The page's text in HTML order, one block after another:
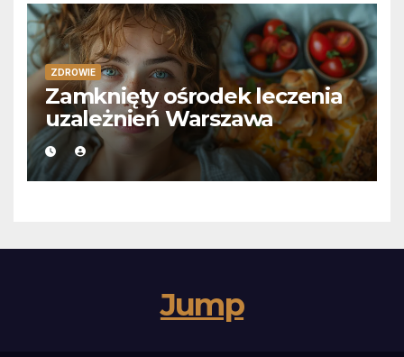
ZDROWIE
Zamknięty ośrodek leczenia
uzależnień Warszawa
Jump